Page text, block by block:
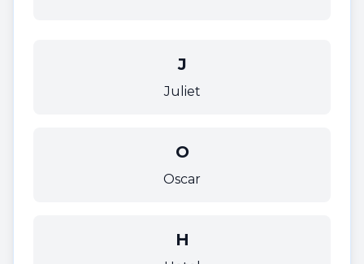
J
Juliet
O
Oscar
H